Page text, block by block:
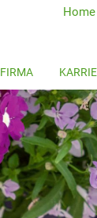
Home
FIRMA